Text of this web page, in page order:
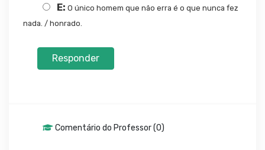
E: O único homem que não erra é o que nunca fez
nada. / honrado.
Responder
Comentário do Professor (0)